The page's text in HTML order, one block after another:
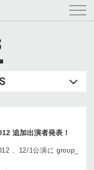
追加出演者発表！
、12/1公演に group_